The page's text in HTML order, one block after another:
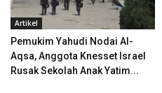
Artikel
Pemukim Yahudi Nodai Al-
Aqsa, Anggota Knesset Israel
Rusak Sekolah Anak Yatim...